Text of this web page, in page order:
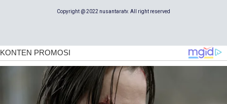
Copyright @ 2022 nusantaratv. All right reserved